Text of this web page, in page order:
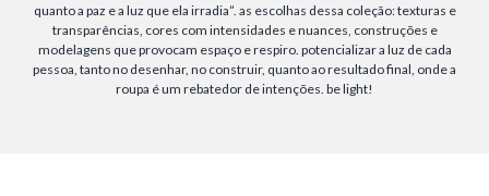
quanto a paz e a luz que ela irradia”. as escolhas dessa coleção: texturas e
transparências, cores com intensidades e nuances, construções e
modelagens que provocam espaço e respiro. potencializar a luz de cada
pessoa, tanto no desenhar, no construir, quanto ao resultado final, onde a
roupa é um rebatedor de intenções. be light!